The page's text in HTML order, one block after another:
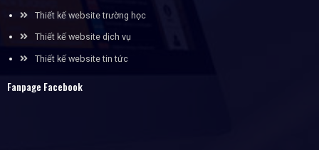
Thiết kế website trường học
Thiết kế website dịch vụ
Thiết kế website tin tức
Fanpage Facebook